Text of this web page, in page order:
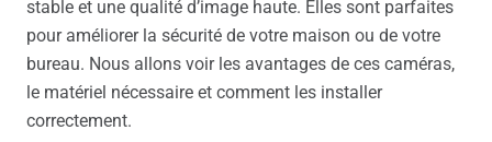
stable et une qualité d’image haute. Elles sont parfaites
pour améliorer la sécurité de votre maison ou de votre
bureau. Nous allons voir les avantages de ces caméras,
le matériel nécessaire et comment les installer
correctement.